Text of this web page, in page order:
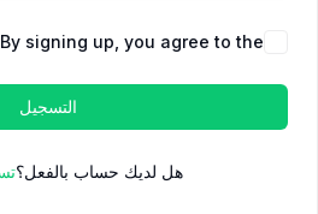
By signing up, you agree to the
التسجيل
هل لديك حساب بالفعل؟